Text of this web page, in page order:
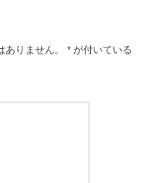
りません。 * が付いている